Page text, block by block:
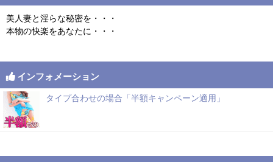
美人妻と淫らな秘密を・・・
本物の快楽をあなたに・・・
インフォメーション
タイプ合わせの場合「半額キャンペーン適用」